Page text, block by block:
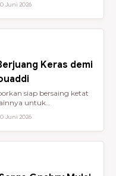
Juni 2026
Keras demi
siap bersaing ketat
untuk
Juni 2026